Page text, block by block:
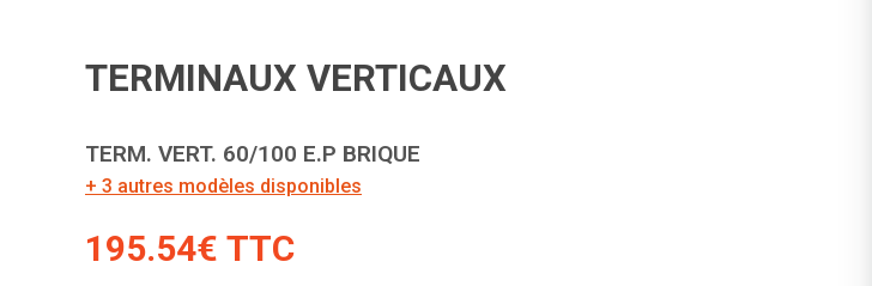
TERMINAUX VERTICAUX
TERM. VERT. 60/100 E.P BRIQUE
+ 3 autres modèles disponibles
195.54€ TTC